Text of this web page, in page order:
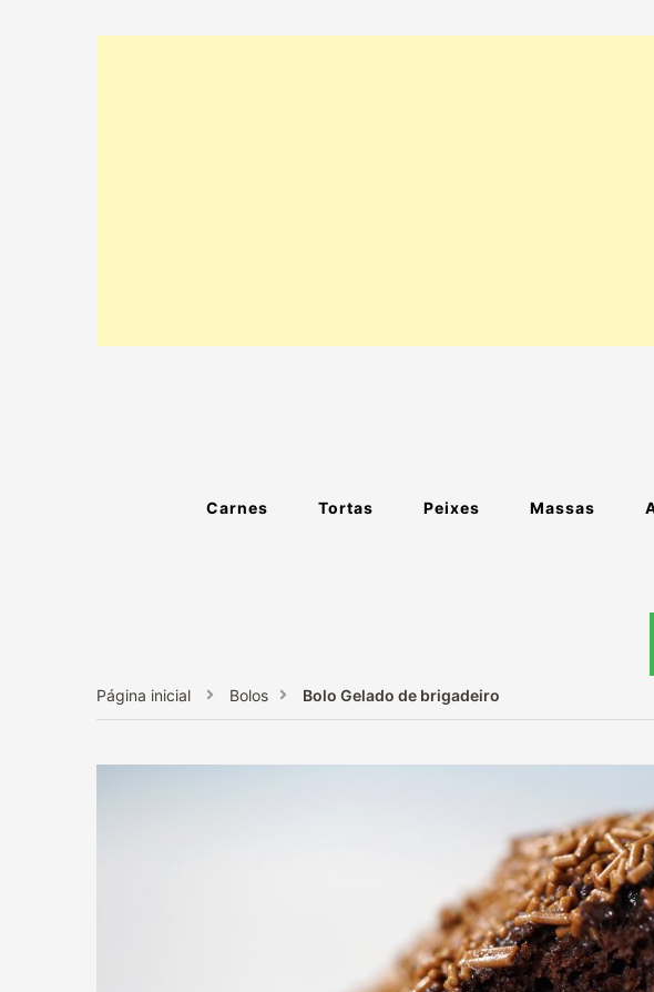
Carnes Tortas Peixes Massas
Página inicial Bolos Bolo Gelado de brigadeiro